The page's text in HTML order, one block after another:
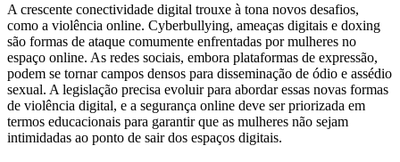
A crescente conectividade digital trouxe à tona novos desafios,
como a violência online. Cyberbullying, ameaças digitais e doxing
são formas de ataque comumente enfrentadas por mulheres no
espaço online. As redes sociais, embora plataformas de expressão,
podem se tornar campos densos para disseminação de ódio e assédio
sexual. A legislação precisa evoluir para abordar essas novas formas
de violência digital, e a segurança online deve ser priorizada em
termos educacionais para garantir que as mulheres não sejam
intimidadas ao ponto de sair dos espaços digitais.